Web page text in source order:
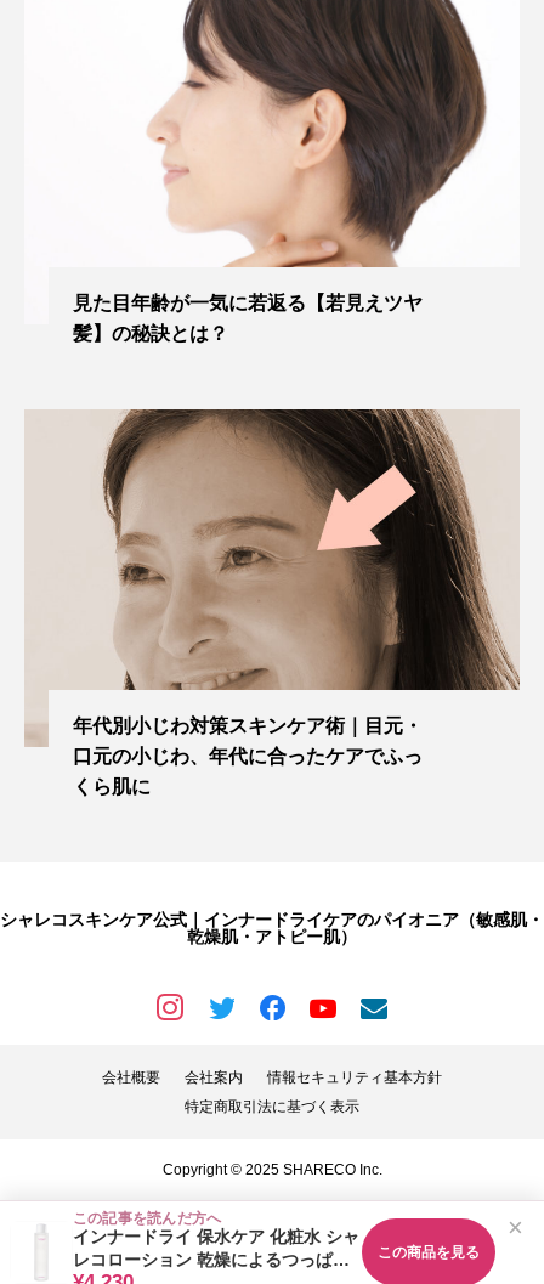
見た目年齢が一気に若返る【若見えツヤ
髪】の秘訣とは？
年代別小じわ対策スキンケア術｜目元・
口元の小じわ、年代に合ったケアでふっ
くら肌に
シャレコスキンケア公式｜インナードライケアのパイオニア（敏感肌・
乾燥肌・アトピー肌）
会社概要 会社案内
情報セキュリティ基本方針
特定商取引法に基づく表示
Copyright © 2025 SHARECO Inc.
この記事を読んだ方へ
インナードライ 保水ケア 化粧水 シャ
レコローション 乾燥によるつっぱり
この商品を見る
×